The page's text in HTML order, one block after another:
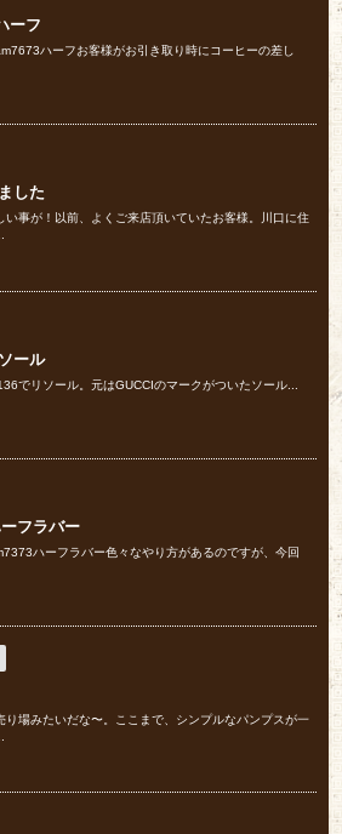
ーフ
ハーフお客様がお引き取り時にコーヒーの差し
した
い事が！以前、よくご来店頂いていたお客様。川口に住
ール
でリソール。元はGUCCIのマークがついたソール...
フラバー
ハーフラバー色々なやり方があるのですが、今回
り場みたいだな〜。ここまで、シンプルなパンプスが一